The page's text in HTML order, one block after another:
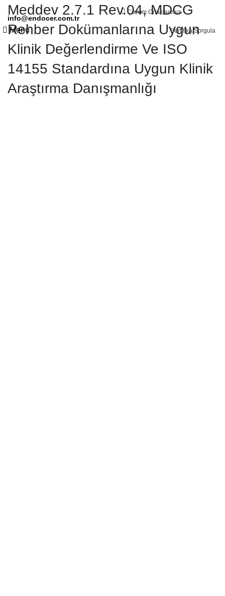
info@endocer.com.tr
Çözüm Ortaklarımız
Menu Sertifika Sorgula
Meddev 2.7.1 Rev.04, MDCG
Rehber Dokümanlarına Uygun
Klinik Değerlendirme Ve ISO
14155 Standardına Uygun Klinik
Araştırma Danışmanlığı